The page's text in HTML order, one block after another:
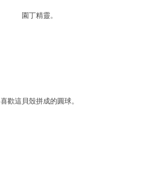
園丁精靈。
喜歡這貝殼拼成的圓球。